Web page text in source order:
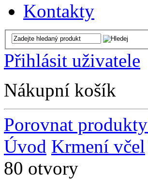
Kontakty
Přihlásit uživatele
Nákupní košík
Porovnat produkty
Úvod Krmení včel
80 otvory